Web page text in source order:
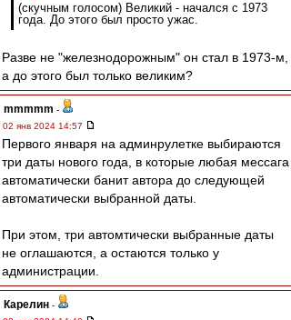
(скучным голосом) Великий - начался с 1973
года. До этого был просто ужас.
Разве не "железнодорожным" он стал в 1973-м,
а до этого был только великим?
mmmmm -
02 янв 2024 14:57
Первого января на админрулетке выбираются
три даты нового года, в которые любая мессага
автоматически банит автора до следующей
автоматически выбранной даты.
При этом, три автомтически выбранные даты
не оглашаются, а остаются только у
администрации.
Карелин -